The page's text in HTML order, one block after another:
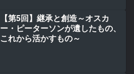
【第5回】継承と創造～オスカ
ー・ピーターソンが遺したもの、
これから活かすもの～